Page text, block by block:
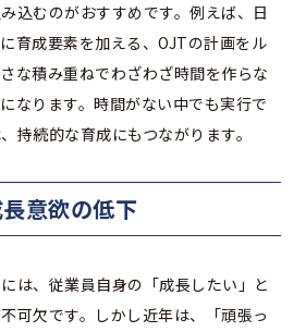
込むのがおすすめです。例えば、日
育成要素を加える、OJTの計画をル
な積み重ねでわざわざ時間を作らな
なります。時間がない中でも実行で
持続的な育成にもつながります。
意欲の低下
は、従業員自身の「成長したい」と
可欠です。しかし近年は、「頑張っ